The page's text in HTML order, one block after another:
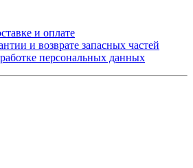
и оплате
и возврате запасных частей
персональных данных